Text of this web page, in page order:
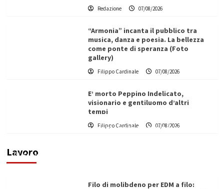
Redazione 07/08/2026
“Armonia” incanta il pubblico tra
musica, danza e poesia. La bellezza
come ponte di speranza (Foto
gallery)
Filippo Cardinale 07/08/2026
E’ morto Peppino Indelicato,
visionario e gentiluomo d’altri
tempi
Filippo Cardinale 07/08/2026
Lavoro
L’ingegnere saccense Buscarnera partner chiave
di un progetto transnazionale per la transizione
Filippo Cardinale
Filo di molibdeno per EDM a filo: